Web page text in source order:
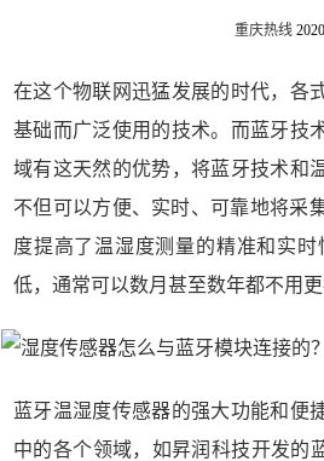
重庆热线
在这个物联网迅猛发展的时代，各
基础而广泛使用的技术。而蓝牙技
域有这天然的优势，将蓝牙技术和
不但可以方便、实时、可靠地将采
度提高了温湿度测量的精准和实
低，通常可以数月甚至数年都不用
蓝牙温湿度传感器的强大功能和便
中的各个领域，如昇润科技开发